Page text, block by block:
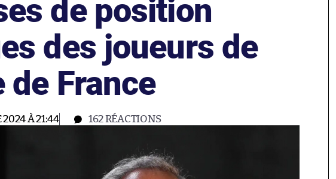
de position
des joueurs de
de France
2024 À 21:44 162RÉACTIONS